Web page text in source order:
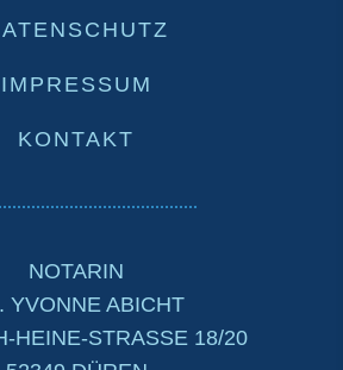
IMPRESSUM
KONTAKT
NOTARIN
YVONNE ABICHT
HEINE-STRASSE 18/20